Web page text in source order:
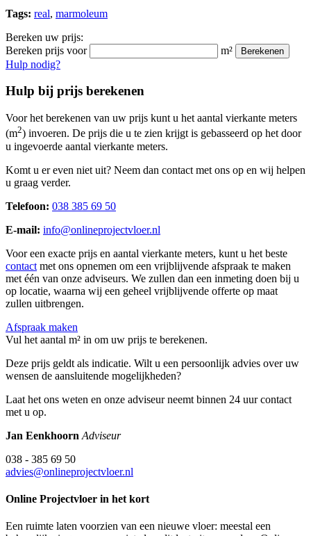
Tags: real, marmoleum
Bereken uw prijs:
Bereken prijs voor
m² Berekenen
Hulp nodig?
Hulp bij prijs berekenen
Voor het berekenen van uw prijs kunt u het aantal vierkante meters
(m2) invoeren. De prijs die u te zien krijgt is gebasseerd op het door
u ingevoerde aantal vierkante meters.
Komt u er even niet uit? Neem dan contact met ons op en wij helpen
u graag verder.
Telefoon: 038 385 69 50
E-mail: info@onlineprojectvloer.nl
Voor een exacte prijs en aantal vierkante meters, kunt u het beste
contact met ons opnemen om een vrijblijvende afspraak te maken
met één van onze adviseurs. We zullen dan een inmeting doen bij u
op locatie, waarna wij een geheel vrijblijvende offerte op maat
zullen uitbrengen.
Afspraak maken
Vul het aantal m² in om uw prijs te berekenen.
Deze prijs geldt als indicatie. Wilt u een persoonlijk advies over uw
wensen de aansluitende mogelijkheden?
Laat het ons weten en onze adviseur neemt binnen 24 uur contact
met u op.
Jan Eenkhoorn Adviseur
038 - 385 69 50
advies@onlineprojectvloer.nl
Online Projectvloer in het kort
Een ruimte laten voorzien van een nieuwe vloer: meestal een